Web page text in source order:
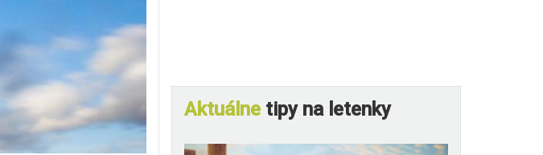
Aktuálne tipy na letenky